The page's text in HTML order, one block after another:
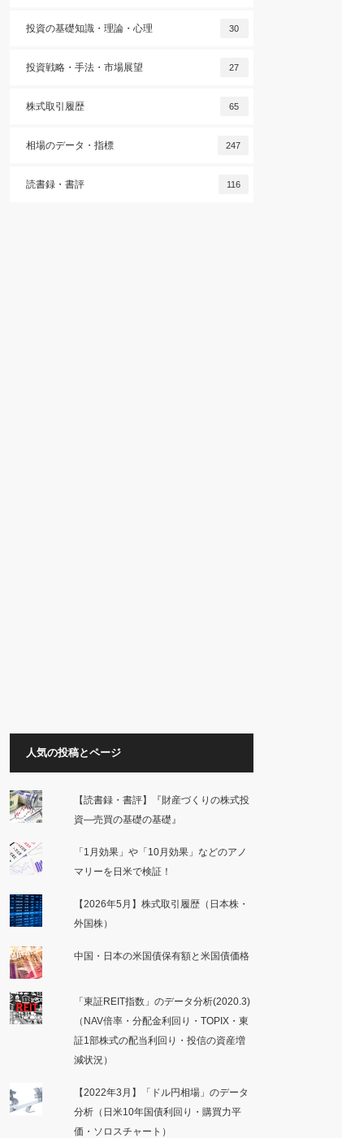
投資の基礎知識・理論・心理 30
投資戦略・手法・市場展望 27
株式取引履歴 65
相場のデータ・指標 247
読書録・書評 116
人気の投稿とページ
【読書録・書評】『財産づくりの株式投
資―売買の基礎の基礎』
「1月効果」や「10月効果」などのアノ
マリーを日米で検証！
【2026年5月】株式取引履歴（日本株・
外国株）
中国・日本の米国債保有額と米国債価格
「東証REIT指数」のデータ分析(2020.3)
（NAV倍率・分配金利回り・TOPIX・東
証1部株式の配当利回り・投信の資産増
減状況）
【2022年3月】「ドル円相場」のデータ
分析（日米10年国債利回り・購買力平
価・ソロスチャート）